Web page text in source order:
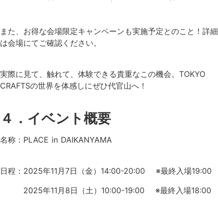
また、お得な会場限定キャンペーンも実施予定とのこと！詳細
は会場にてご確認ください。
実際に見て、触れて、体験できる貴重なこの機会。TOKYO
CRAFTSの世界を体感しにぜひ代官山へ！
４．イベント概要
名称：PLACE in DAIKANYAMA
日程：2025年11月7日（金）14:00-20:00 ※最終入場19:00
2025年11月8日（土）10:00-19:00 ※最終入場18:00